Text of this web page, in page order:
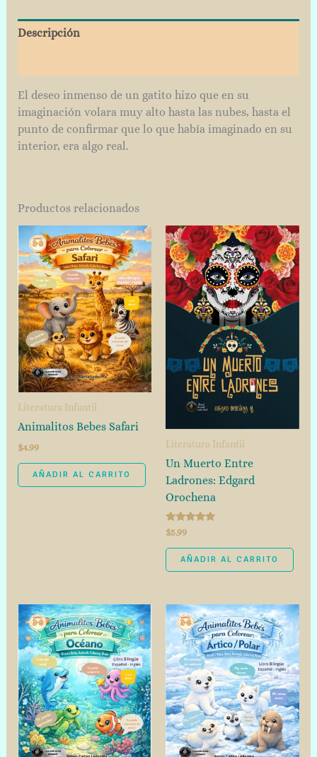
Descripción
El deseo inmenso de un gatito hizo que en su
imaginación volara muy alto hasta las nubes, hasta el
punto de confirmar que lo que había imaginado en su
interior, era algo real.
Productos relacionados
Literatura Infantil
Animalitos Bebes Safari
$4.99
AÑADIR AL CARRITO
Literatura Infantil
Un Muerto Entre
Ladrones: Edgard
Orochena
Valorado
con
4.67
de 5
$5.99
AÑADIR AL CARRITO